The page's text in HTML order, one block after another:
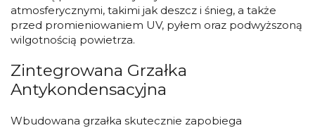
atmosferycznymi, takimi jak deszcz i śnieg, a także
przed promieniowaniem UV, pyłem oraz podwyższoną
wilgotnością powietrza.
Zintegrowana Grzałka
Antykondensacyjna
Wbudowana grzałka skutecznie zapobiega